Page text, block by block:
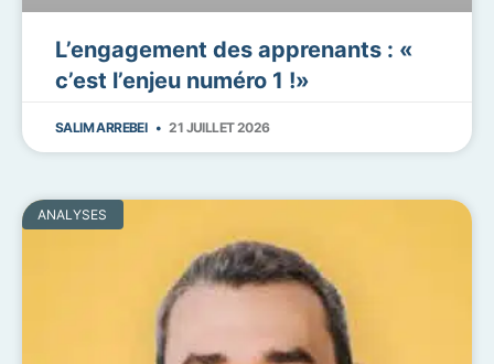
L’engagement des apprenants : «
c’est l’enjeu numéro 1 !»
SALIM ARREBEI 21 JUILLET 2026
ANALYSES